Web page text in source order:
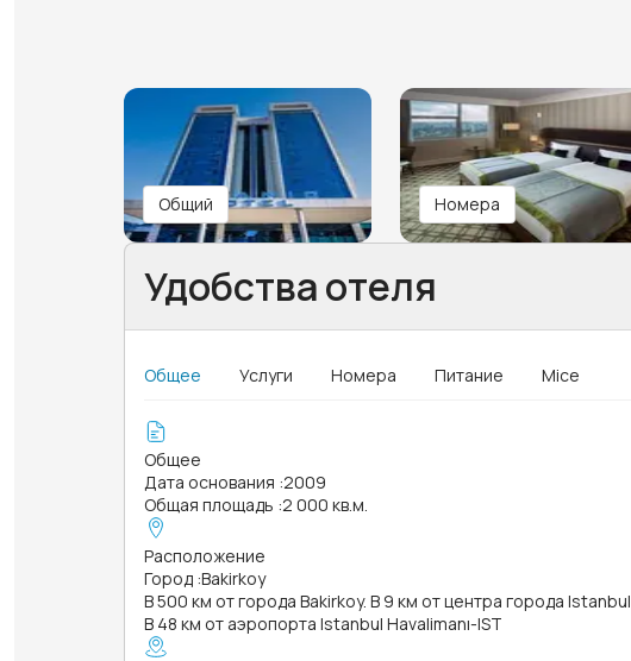
Общий Номера
Удобства отеля
Общее Услуги Номера Питание Mice
Общее
Дата основания :2009
Общая площадь :2 000 кв.м.
Расположение
Город :Bakirkoy
В 500 км от города Bakirkoy. В 9 км от центра города Istanbul
В 48 км от аэропорта Istanbul Havalimanı-IST